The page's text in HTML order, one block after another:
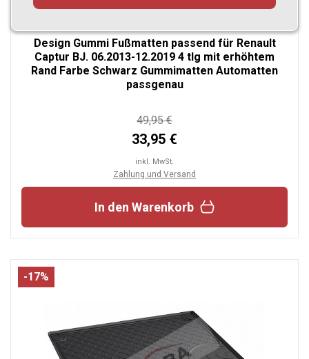
Design Gummi Fußmatten passend für Renault
Captur BJ. 06.2013-12.2019 4 tlg mit erhöhtem
Rand Farbe Schwarz Gummimatten Automatten
passgenau
49,95 €
33,95 €
inkl. MwSt.
Zahlung und Versand
In den Warenkorb
-17%